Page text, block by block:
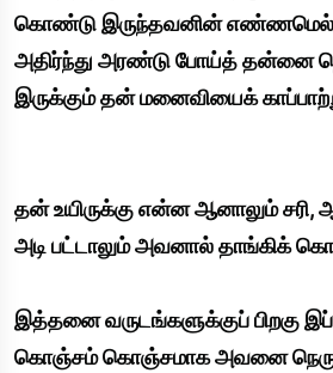
கொண்டு இருந்தவனின்
அதிர்ந்து அரண்டு போய்த் தன்னை
இருக்கும் தன் மனைவியைக்
தன் உயிருக்கு என்ன ஆனாலும்
அடி பட்டாலும் அவனால் தாங்கிக்
இத்தனை வருடங்களுக்குப் பிறகு
கொஞ்சம் கொஞ்சமாக அவனை